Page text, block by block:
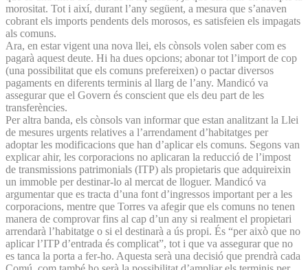
morositat. Tot i així, durant l’any següent, a mesura que s’anaven
cobrant els imports pendents dels morosos, es satisfeien els impagats
als comuns.
Ara, en estar vigent una nova llei, els cònsols volen saber com es
pagarà aquest deute. Hi ha dues opcions; abonar tot l’import de cop
(una possibilitat que els comuns prefereixen) o pactar diversos
pagaments en diferents terminis al llarg de l’any. Mandicó va
assegurar que el Govern és conscient que els deu part de les
transferències.
Per altra banda, els cònsols van informar que estan analitzant la Llei
de mesures urgents relatives a l’arrendament d’habitatges per
adoptar les modificacions que han d’aplicar els comuns. Segons van
explicar ahir, les corporacions no aplicaran la reducció de l’impost
de transmissions patrimonials (ITP) als propietaris que adquireixin
un immoble per destinar-lo al mercat de lloguer. Mandicó va
argumentar que es tracta d’una font d’ingressos important per a les
corporacions, mentre que Torres va afegir que els comuns no tenen
manera de comprovar fins al cap d’un any si realment el propietari
arrendarà l’habitatge o si el destinarà a ús propi. És “per això que no
aplicar l’ITP d’entrada és complicat”, tot i que va assegurar que no
es tanca la porta a fer-ho. Aquesta serà una decisió que prendrà cada